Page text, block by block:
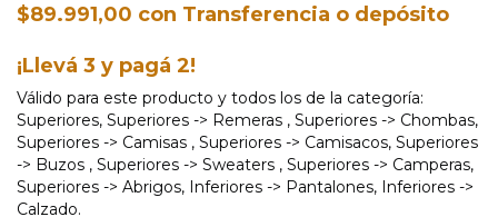
$89.991,00 con Transferencia o depósito
¡Llevá 3 y pagá 2!
Válido para este producto y todos los de la categoría:
Superiores, Superiores -> Remeras , Superiores -> Chombas,
Superiores -> Camisas , Superiores -> Camisacos, Superiores
-> Buzos , Superiores -> Sweaters , Superiores -> Camperas,
Superiores -> Abrigos, Inferiores -> Pantalones, Inferiores ->
Calzado.